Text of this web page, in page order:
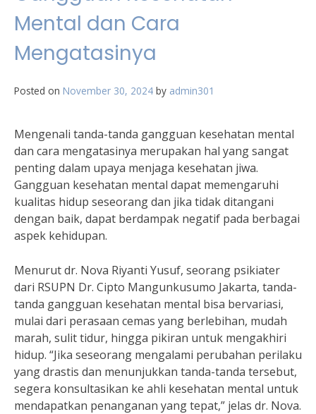
Mental dan Cara
Mengatasinya
Posted on November 30, 2024 by admin301
Mengenali tanda-tanda gangguan kesehatan mental
dan cara mengatasinya merupakan hal yang sangat
penting dalam upaya menjaga kesehatan jiwa.
Gangguan kesehatan mental dapat memengaruhi
kualitas hidup seseorang dan jika tidak ditangani
dengan baik, dapat berdampak negatif pada berbagai
aspek kehidupan.
Menurut dr. Nova Riyanti Yusuf, seorang psikiater
dari RSUPN Dr. Cipto Mangunkusumo Jakarta, tanda-
tanda gangguan kesehatan mental bisa bervariasi,
mulai dari perasaan cemas yang berlebihan, mudah
marah, sulit tidur, hingga pikiran untuk mengakhiri
hidup. “Jika seseorang mengalami perubahan perilaku
yang drastis dan menunjukkan tanda-tanda tersebut,
segera konsultasikan ke ahli kesehatan mental untuk
mendapatkan penanganan yang tepat,” jelas dr. Nova.